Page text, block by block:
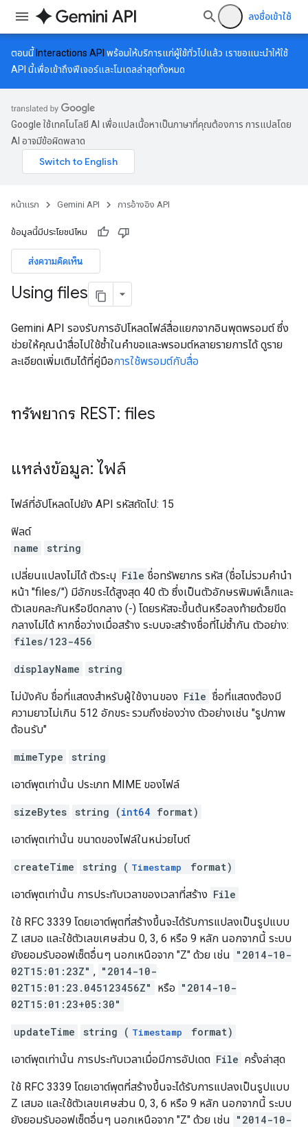
ลงชื่อเข้าใช้
ตอนนี้ Interactions API พร้อมให้บริการแก่ผู้ใช้ทั่วไปแล้ว เราขอแนะนำให้ใช้
API นี้เพื่อเข้าถึงฟีเจอร์และโมเดลล่าสุดทั้งหมด
Google ใช้เทคโนโลยี AI เพื่อแปลเนื้อหาเป็นภาษาที่คุณต้องการ การแปลโดย
AI อาจมีข้อผิดพลาด
หน้าแรก Gemini API การอ้างอิง API
ข้อมูลนี้มีประโยชน์ไหม
ส่งความคิดเห็น
Using files
Gemini API รองรับการอัปโหลดไฟล์สื่อแยกจากอินพุตพรอมต์ ซึ่ง
ช่วยให้คุณนำสื่อไปใช้ซ้ำในคำขอและพรอมต์หลายรายการได้ ดูราย
ละเอียดเพิ่มเติมได้ที่คู่มือการใช้พรอมต์กับสื่อ
ทรัพยากร REST: files
แหล่งข้อมูล: ไฟล์
ไฟล์ที่อัปโหลดไปยัง API รหัสถัดไป: 15
ฟิลด์
name
string
เปลี่ยนแปลงไม่ได้ ตัวระบุ File ชื่อทรัพยากร รหัส (ชื่อไม่รวมคำนำ
หน้า "files/") มีอักขระได้สูงสุด 40 ตัว ซึ่งเป็นตัวอักษรพิมพ์เล็กและ
ตัวเลขคละกันหรือขีดกลาง (-) โดยรหัสจะขึ้นต้นหรือลงท้ายด้วยขีด
กลางไม่ได้ หากชื่อว่างเมื่อสร้าง ระบบจะสร้างชื่อที่ไม่ซ้ำกัน ตัวอย่าง:
files/123-456
displayName string
ไม่บังคับ ชื่อที่แสดงสำหรับผู้ใช้งานของ File ชื่อที่แสดงต้องมี
ความยาวไม่เกิน 512 อักขระ รวมถึงช่องว่าง ตัวอย่างเช่น "รูปภาพ
ต้อนรับ"
mimeType string
เอาต์พุตเท่านั้น ประเภท MIME ของไฟล์
sizeBytes string (int64 format)
เอาต์พุตเท่านั้น ขนาดของไฟล์ในหน่วยไบต์
createTime string ( Timestamp format)
เอาต์พุตเท่านั้น การประทับเวลาของเวลาที่สร้าง File
ใช้ RFC 3339 โดยเอาต์พุตที่สร้างขึ้นจะได้รับการแปลงเป็นรูปแบบ
Z เสมอ และใช้ตัวเลขเศษส่วน 0, 3, 6 หรือ 9 หลัก นอกจากนี้ ระบบ
ยังยอมรับออฟเซ็ตอื่นๆ นอกเหนือจาก "Z" ด้วย เช่น "2014-10-
02T15:01:23Z" , "2014-10-
02T15:01:23.045123456Z"
หรือ "2014-10-
02T15:01:23+05:30"
updateTime string ( Timestamp format)
เอาต์พุตเท่านั้น การประทับเวลาเมื่อมีการอัปเดต File ครั้งล่าสุด
ใช้ RFC 3339 โดยเอาต์พุตที่สร้างขึ้นจะได้รับการแปลงเป็นรูปแบบ
Z เสมอ และใช้ตัวเลขเศษส่วน 0, 3, 6 หรือ 9 หลัก นอกจากนี้ ระบบ
ยังยอมรับออฟเซ็ตอื่นๆ นอกเหนือจาก "Z" ด้วย เช่น "2014-10-